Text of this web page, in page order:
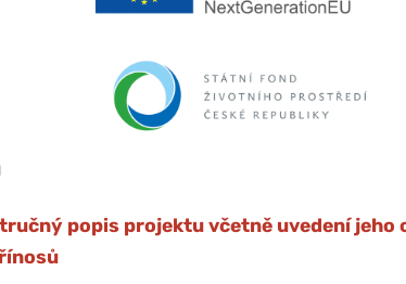
popis projektu včetně uvedení jeho